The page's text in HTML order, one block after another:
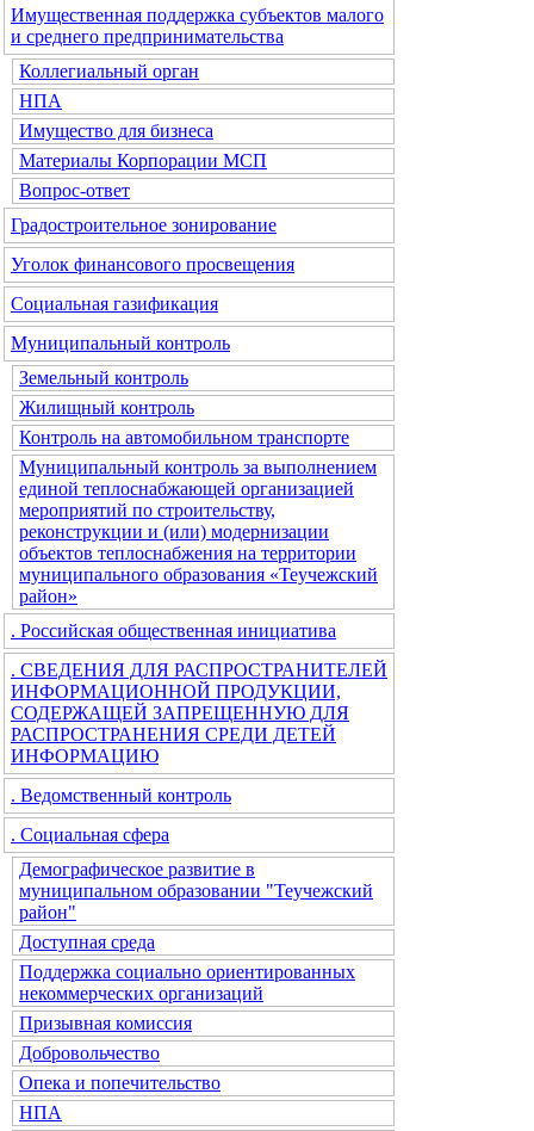
Имущественная поддержка субъектов малого
и среднего предпринимательства
Коллегиальный орган
НПА
Имущество для бизнеса
Материалы Корпорации МСП
Вопрос-ответ
Градостроительное зонирование
Уголок финансового просвещения
Социальная газификация
Муниципальный контроль
Земельный контроль
Жилищный контроль
Контроль на автомобильном транспорте
Муниципальный контроль за выполнением
единой теплоснабжающей организацией
мероприятий по строительству,
реконструкции и (или) модернизации
объектов теплоснабжения на территории
муниципального образования «Теучежский
район»
. Российская общественная инициатива
. СВЕДЕНИЯ ДЛЯ РАСПРОСТРАНИТЕЛЕЙ
ИНФОРМАЦИОННОЙ ПРОДУКЦИИ,
СОДЕРЖАЩЕЙ ЗАПРЕЩЕННУЮ ДЛЯ
РАСПРОСТРАНЕНИЯ СРЕДИ ДЕТЕЙ
ИНФОРМАЦИЮ
. Ведомственный контроль
. Социальная сфера
Демографическое развитие в
муниципальном образовании "Теучежский
район"
Доступная среда
Поддержка социально ориентированных
некоммерческих организаций
Призывная комиссия
Добровольчество
Опека и попечительство
НПА